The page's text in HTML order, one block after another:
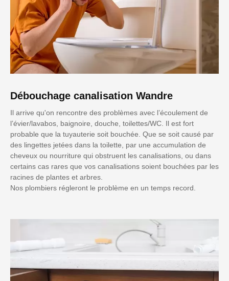
Débouchage canalisation Wandre
Il arrive qu'on rencontre des problèmes avec l’écoulement de
l’évier/lavabos, baignoire, douche, toilettes/WC. Il est fort
probable que la tuyauterie soit bouchée. Que se soit causé par
des lingettes jetées dans la toilette, par une accumulation de
cheveux ou nourriture qui obstruent les canalisations, ou dans
certains cas rares que vos canalisations soient bouchées par les
racines de plantes et arbres.
Nos plombiers régleront le problème en un temps record.